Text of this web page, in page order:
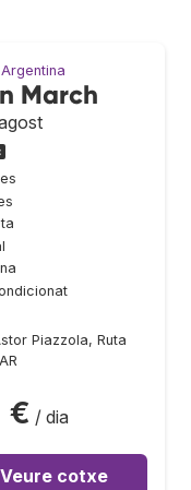
March
Piazzola, Ruta
€ / dia
Veure cotxe